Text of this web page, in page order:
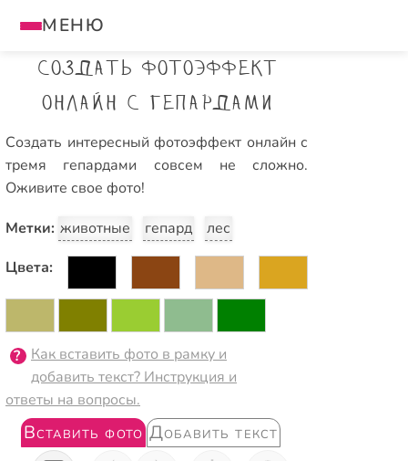
МЕНЮ
Создать фотоэффект
онлайн с гепардами
Создать интересный фотоэффект онлайн с
тремя гепардами совсем не сложно.
Оживите свое фото!
Метки: животные гепард
лес
Цвета:
Как вставить фото в рамку и
добавить текст? Инструкция и
ответы на вопросы.
Вставить фото Добавить текст